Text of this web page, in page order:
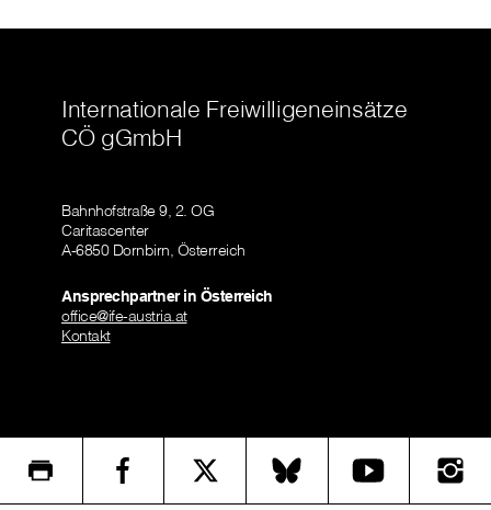
Internationale Freiwilligeneinsätze
CÖ gGmbH
Bahnhofstraße 9, 2. OG
Caritascenter
A-6850 Dornbirn, Österreich
Ansprechpartner in Österreich
office@ife-austria.at
Kontakt